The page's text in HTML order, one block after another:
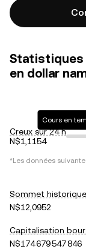
Statistiques
en dollar
Creux sur 24 h
N$1,1154
Cours en
*Les données
Sommet historique
N$12,0952
Capitalisation
N$174 679 547 846